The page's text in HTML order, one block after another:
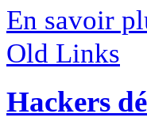
En savoir
Old Links
Hackers